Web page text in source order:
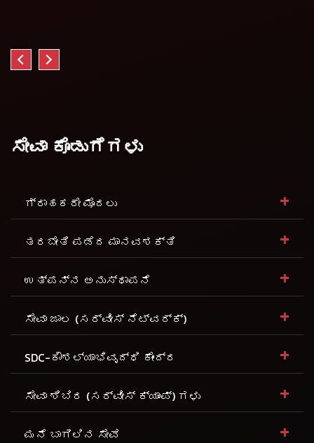
ಸೇವಾ ಕೊಡುಗೆಗಳು
ಗ್ರಾಹಕರೇ ಮೊದಲು +
ತರಬೇತಿ ಪಡೆದ ಮಾನವಶಕ್ತಿ +
ಉತ್ಪನ್ನ ಅನುಸ್ಥಾಪನೆ +
ಸೇವಾ ಜಾಲ (ಸರ್ವೀಸ್ ನೆಟ್ವರ್ಕ್) +
SDC-ಕೌಶಲ್ಯಾಭಿವೃದ್ಧಿ ಕೇಂದ್ರ +
ಸೇವಾ ಶಿಬಿರ (ಸರ್ವೀಸ್ ಕ್ಯಾಂಪ್) ಗಳು +
ಮನೆ ಬಾಗಿಲಿನ ಸೇವೆ +